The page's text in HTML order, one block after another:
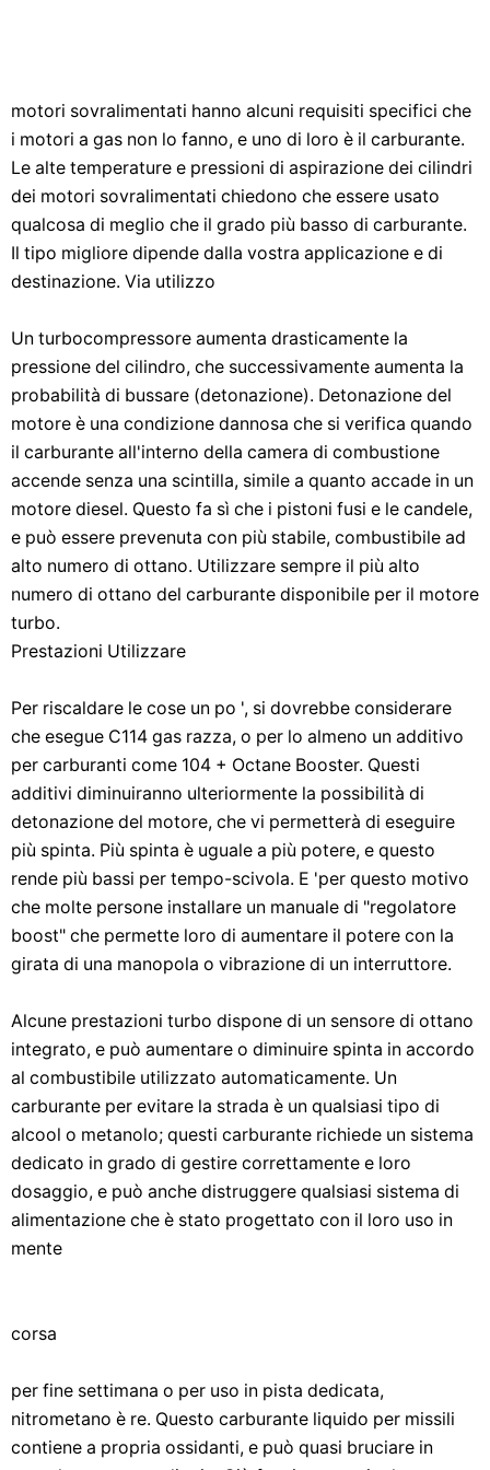
motori sovralimentati hanno alcuni requisiti specifici che
i motori a gas non lo fanno, e uno di loro è il carburante.
Le alte temperature e pressioni di aspirazione dei cilindri
dei motori sovralimentati chiedono che essere usato
qualcosa di meglio che il grado più basso di carburante.
Il tipo migliore dipende dalla vostra applicazione e di
destinazione. Via utilizzo
Un turbocompressore aumenta drasticamente la
pressione del cilindro, che successivamente aumenta la
probabilità di bussare (detonazione). Detonazione del
motore è una condizione dannosa che si verifica quando
il carburante all'interno della camera di combustione
accende senza una scintilla, simile a quanto accade in un
motore diesel. Questo fa sì che i pistoni fusi e le candele,
e può essere prevenuta con più stabile, combustibile ad
alto numero di ottano. Utilizzare sempre il più alto
numero di ottano del carburante disponibile per il motore
turbo.
Prestazioni Utilizzare
Per riscaldare le cose un po ', si dovrebbe considerare
che esegue C114 gas razza, o per lo almeno un additivo
per carburanti come 104 + Octane Booster. Questi
additivi diminuiranno ulteriormente la possibilità di
detonazione del motore, che vi permetterà di eseguire
più spinta. Più spinta è uguale a più potere, e questo
rende più bassi per tempo-scivola. E 'per questo motivo
che molte persone installare un manuale di "regolatore
boost" che permette loro di aumentare il potere con la
girata di una manopola o vibrazione di un interruttore.
Alcune prestazioni turbo dispone di un sensore di ottano
integrato, e può aumentare o diminuire spinta in accordo
al combustibile utilizzato automaticamente. Un
carburante per evitare la strada è un qualsiasi tipo di
alcool o metanolo; questi carburante richiede un sistema
dedicato in grado di gestire correttamente e loro
dosaggio, e può anche distruggere qualsiasi sistema di
alimentazione che è stato progettato con il loro uso in
mente
corsa
per fine settimana o per uso in pista dedicata,
nitrometano è re. Questo carburante liquido per missili
contiene a propria ossidanti, e può quasi bruciare in